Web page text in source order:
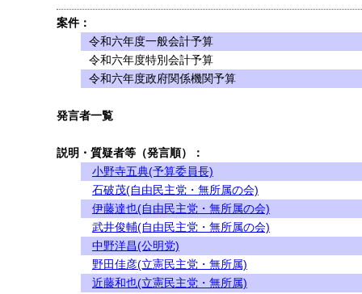
案件：
令和六年度一般会計予算
令和六年度特別会計予算
令和六年度政府関係機関予算
発言者一覧
説明・質疑者等（発言順）：
小野寺五典(予算委員長)
石破茂(自由民主党・無所属の会)
伊藤達也(自由民主党・無所属の会)
武井俊輔(自由民主党・無所属の会)
中野洋昌(公明党)
野田佳彦(立憲民主党・無所属)
近藤和也(立憲民主党・無所属)